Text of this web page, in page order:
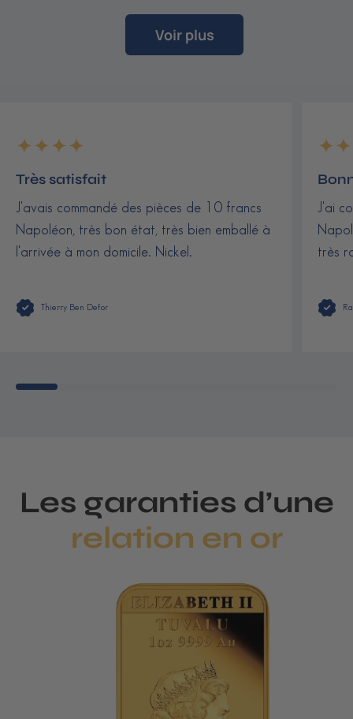
Voir plus
Très satisfait
J'avais commandé des pièces de 10 francs
Napoléon, très bon état, très bien emballé à
l'arrivée à mon domicile. Nickel.
Thierry Ben Defor
J'ai
très
Les garanties d’une
relation en or